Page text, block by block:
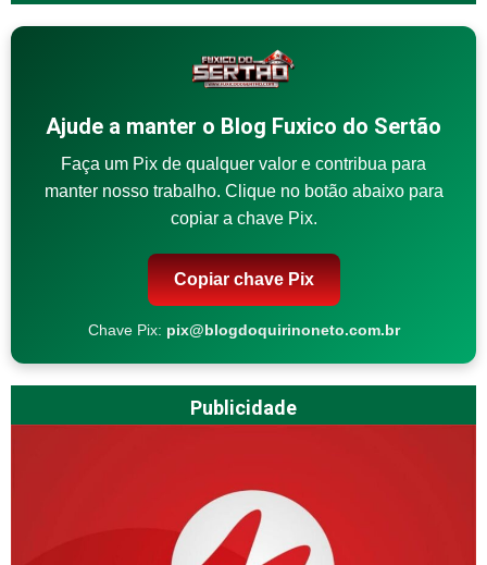
Ajude a manter o Blog Fuxico do Sertão
Faça um Pix de qualquer valor e contribua para
manter nosso trabalho. Clique no botão abaixo para
copiar a chave Pix.
Copiar chave Pix
Chave Pix: pix@blogdoquirinoneto.com.br
Publicidade